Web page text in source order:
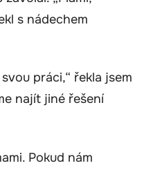
s nádechem
práci,“ řekla jsem
najít jiné řešení
Pokud nám